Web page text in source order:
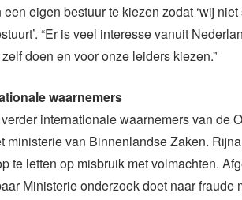
een eigen bestuur te kiezen zodat ‘wij
“Er is veel interesse vanuit
doen en voor onze leiders kiezen.”
waarnemers
internationale waarnemers van de
ministerie van Binnenlandse Zaken.
te letten op misbruik met volmachten.
Ministerie onderzoek doet naar fraude